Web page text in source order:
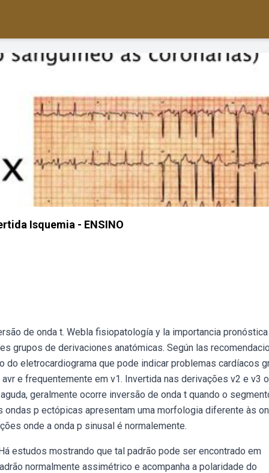
Isquemia - ENSINO
de onda t. Webla fisiopatología y la importancia
grupos de derivaciones anatómicas. Según las
do eletrocardiograma que pode indicar problemas cardíacos
e frequentemente em v1. Invertida nas derivações v2 e v3
geralmente ocorre inversão de onda t quando o
ondas p ectópicas apresentam uma morfologia diferente às
onde a onda p sinusal é normalemente.
estudos mostrando que tal padrão pode ser encontrado em
normalmente assimétrico e acompanha a polaridade do